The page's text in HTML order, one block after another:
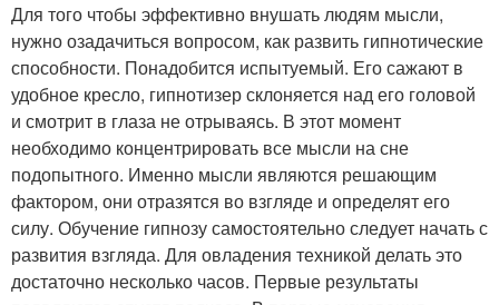
Для того чтобы эффективно внушать людям мысли,
нужно озадачиться вопросом, как развить гипнотические
способности. Понадобится испытуемый. Его сажают в
удобное кресло, гипнотизер склоняется над его головой
и смотрит в глаза не отрываясь. В этот момент
необходимо концентрировать все мысли на сне
подопытного. Именно мысли являются решающим
фактором, они отразятся во взгляде и определят его
силу. Обучение гипнозу самостоятельно следует начать с
развития взгляда. Для овладения техникой делать это
достаточно несколько часов. Первые результаты